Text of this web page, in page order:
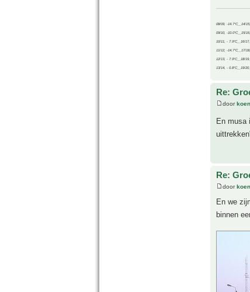
08/09, -14.7°C__14/
09/10, -10.0°C__15/
10/11, - 7.9°C__16/
11/12, -14.7°C__17/
12/13, - 7.9°C__18/
13/14, - 0.8°C__19/
Re:
door
En musa
uittrekken'
Re:
door
En we
binnen